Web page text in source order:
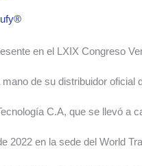
en el LXIX Congreso
de su distribuidor oficial
C.A, que se llevó a
2022 en la sede del World